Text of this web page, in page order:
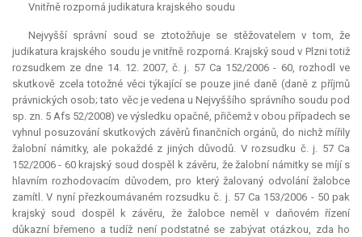
Vnitřně rozporná judikatura krajského soudu
Nejvyšší správní soud se ztotožňuje se stěžovatelem v tom, že
judikatura krajského soudu je vnitřně rozporná. Krajský soud v Plzni totiž
rozsudkem ze dne 14. 12. 2007, č. j. 57 Ca 152/2006 - 60, rozhodl ve
skutkově zcela totožné věci týkající se pouze jiné daně (daně z příjmů
právnických osob; tato věc je vedena u Nejvyššího správního soudu pod
sp. zn. 5 Afs 52/2008) ve výsledku opačně, přičemž v obou případech se
vyhnul posuzování skutkových závěrů finančních orgánů, do nichž mířily
žalobní námitky, ale pokaždé z jiných důvodů. V rozsudku č. j. 57 Ca
152/2006 - 60 krajský soud dospěl k závěru, že žalobní námitky se míjí s
hlavním rozhodovacím důvodem, pro který žalovaný odvolání žalobce
zamítl. V nyní přezkoumávaném rozsudku č. j. 57 Ca 153/2006 - 50 pak
krajský soud dospěl k závěru, že žalobce neměl v daňovém řízení
důkazní břemeno a tudíž není podstatné se zabývat otázkou, zda ho